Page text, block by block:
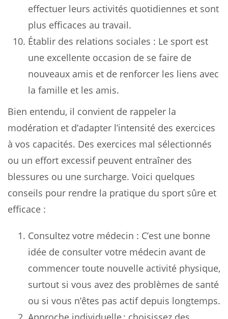
effectuer leurs activités quotidiennes et sont
plus efficaces au travail.
Établir des relations sociales : Le sport est
une excellente occasion de se faire de
nouveaux amis et de renforcer les liens avec
la famille et les amis.
Bien entendu, il convient de rappeler la
modération et d’adapter l’intensité des exercices
à vos capacités. Des exercices mal sélectionnés
ou un effort excessif peuvent entraîner des
blessures ou une surcharge. Voici quelques
conseils pour rendre la pratique du sport sûre et
efficace :
Consultez votre médecin : C’est une bonne
idée de consulter votre médecin avant de
commencer toute nouvelle activité physique,
surtout si vous avez des problèmes de santé
ou si vous n’êtes pas actif depuis longtemps.